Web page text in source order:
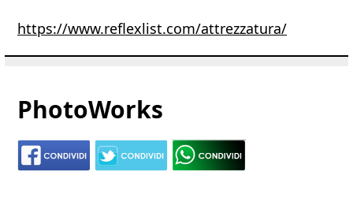
https://www.reflexlist.com/attrezzatura/
PhotoWorks